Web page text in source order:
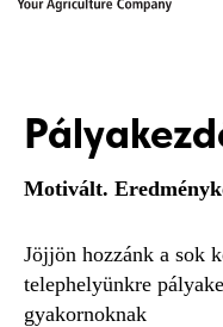
Motivált.
Jöjjön hozzánk a sok
telephelyünkre
gyakornoknak